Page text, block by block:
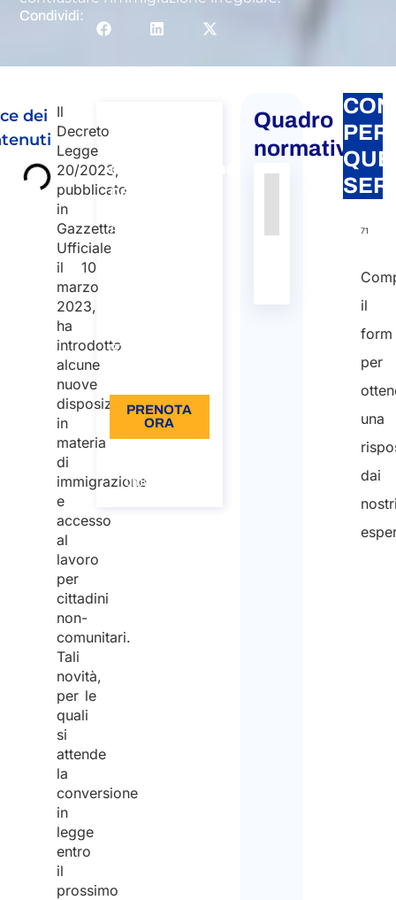
Condividi:
dei Il
Decreto
Legge
20/2023,
pubblicato
in
Gazzetta
Ufficiale
il 10
marzo
2023,
ha
introdotto
alcune
nuove
disposizioni
in
materia
di
immigrazione
e
accesso
al
lavoro
per
cittadini
non-
comunitari.
Tali
novità,
per le
quali
si
attende
la
conversione
in
legge
entro
il
prossimo
d’Immigrazione
nel Mondo
Servizi
d’Immigrazione
PRENOTA
ORA
chiamata
Quadro
normativo
Nessun
PER
71
il
form
per
una
dai